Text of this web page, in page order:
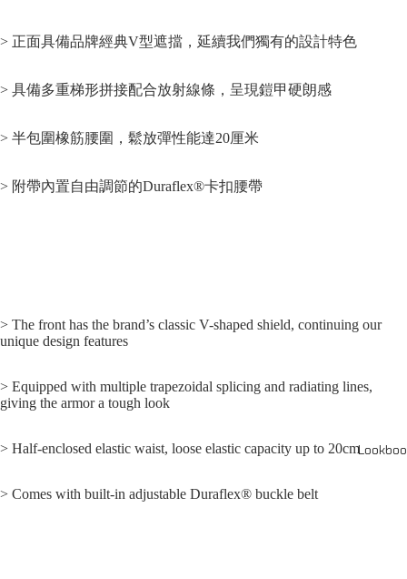
> 正面具備品牌經典V型遮擋，延續我們獨有的設計特色
> 具備多重梯形拼接配合放射線條，呈現鎧甲硬朗感
> 半包圍橡筋腰圍，鬆放彈性能達20厘米
> 附帶內置自由調節的Duraflex®卡扣腰帶
> The front has the brand’s classic V-shaped shield, continuing our
unique design features
> Equipped with multiple trapezoidal splicing and radiating lines,
giving the armor a tough look
> Half-enclosed elastic waist, loose elastic capacity up to 20cm
> Comes with built-in adjustable Duraflex® buckle belt